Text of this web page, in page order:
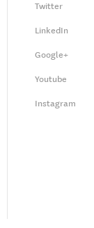
Twitter
LinkedIn
Google+
Youtube
Instagram